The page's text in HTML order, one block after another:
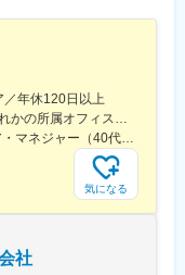
サルタント、アナリス
ンサルティング未経験の
にコンサルタントとして
程度出社奨励日を設け
／年休120日以上
【東京・大阪・愛知・福岡】以下のいずれかの所属オフィスもしくは各エリアのプロジェクト先 所属オフィス：■赤坂インターシティ■関西オフィス■アクセンチュア・アドバンスト・テクノロジーセンター名古屋■福岡オフィス※詳細は勤務地一覧よりご覧いただけます。※所属オフィスを問わずプロジェクトにより、国内出張、海外出張の可能性があります【魅力ポイント│世界の知恵を活用】世界中のベストプラクティスがデータベースに集約されており、数多くの事例や社員の知恵を活用できます。日本では前例のない案件でも、世界各国の社員からオンライン・オフライン（海外出張）問わず、気軽にアドバイスを受けることができます。★ この求人のPOINT ★￣￣V￣￣￣￣￣￣￣￣￣＃世界約78万人規模の大手基盤で安定性◎若手から裁量大きく挑戦・成長できる環境＃土日祝休／連続5日以上の休暇取得も可能！／フルフレックス（コアタイムなし）＃コンサル・IT未経験者向けの手厚い研修◎／メンター制度もあるため安心してチャレンジOK！
年収1200万円／コンサルタント／シニア・マネジャー（40代） 年収1000万円／テクノロジーアーキテクト（30代）
気になる
社